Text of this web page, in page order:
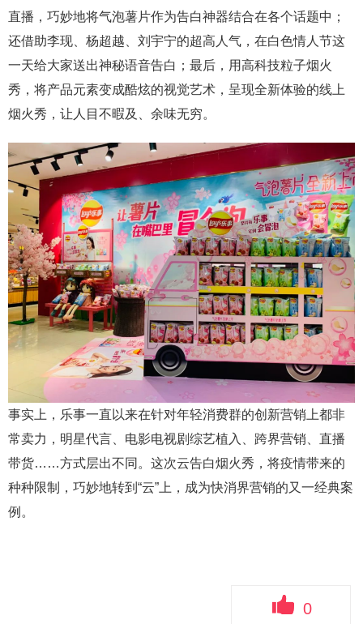
直播，巧妙地将气泡薯片作为告白神器结合在各个话题中；
还借助李现、杨超越、刘宇宁的超高人气，在白色情人节这
一天给大家送出神秘语音告白；最后，用高科技粒子烟火
秀，将产品元素变成酷炫的视觉艺术，呈现全新体验的线上
烟火秀，让人目不暇及、余味无穷。
事实上，乐事一直以来在针对年轻消费群的创新营销上都非
常卖力，明星代言、电影电视剧综艺植入、跨界营销、直播
带货……方式层出不同。这次云告白烟火秀，将疫情带来的
种种限制，巧妙地转到“云”上，成为快消界营销的又一经典案
例。
0